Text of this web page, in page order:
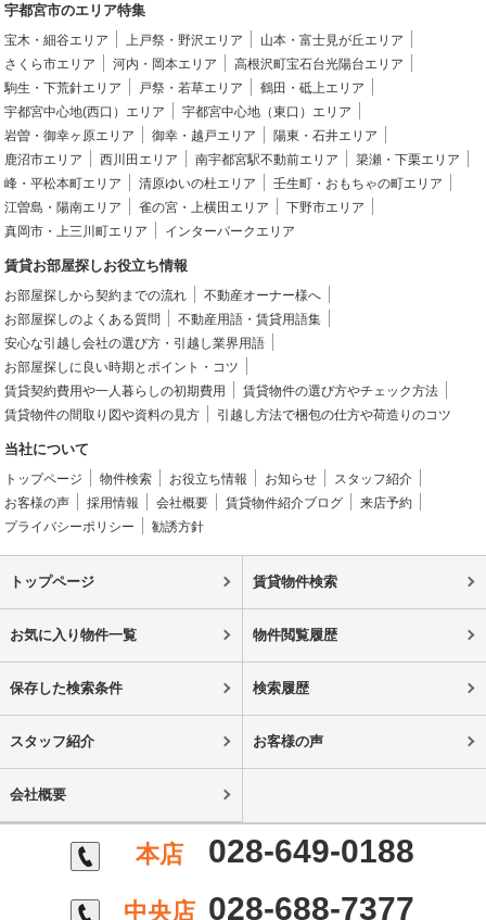
宇都宮市のエリア特集
宝木・細谷エリア 上戸祭・野沢エリア
山本・富士見が丘エリア
さくら市エリア
河内・岡本エリア
高根沢町宝石台光陽台エリア
駒生・下荒針エリア
戸祭・若草エリア
鶴田・砥上エリア
宇都宮中心地(西口）エリア
宇都宮中心地（東口）エリア
岩曽・御幸ヶ原エリア
御幸・越戸エリア
陽東・石井エリア
鹿沼市エリア
西川田エリア 南宇都宮駅不動前エリア
簗瀬・下栗エリア
峰・平松本町エリア
清原ゆいの杜エリア
壬生町・おもちゃの町エリア
江曽島・陽南エリア
雀の宮・上横田エリア
下野市エリア
真岡市・上三川町エリア
インターパークエリア
賃貸お部屋探しお役立ち情報
お部屋探しから契約までの流れ
不動産オーナー様へ
お部屋探しのよくある質問
不動産用語・賃貸用語集
安心な引越し会社の選び方・引越し業界用語
お部屋探しに良い時期とポイント・コツ
賃貸契約費用や一人暮らしの初期費用
賃貸物件の選び方やチェック方法
賃貸物件の間取り図や資料の見方
引越し方法で梱包の仕方や荷造りのコツ
当社について
トップページ 物件検索 お役立ち情報 お知らせ
スタッフ紹介
お客様の声
採用情報 会社概要 賃貸物件紹介ブログ
来店予約
プライバシーポリシー
勧誘方針
トップページ 賃貸物件検索
お気に入り物件一覧 物件閲覧履歴
保存した検索条件 検索履歴
スタッフ紹介 お客様の声
会社概要
本店 028-649-0188
中央店 028-688-7377